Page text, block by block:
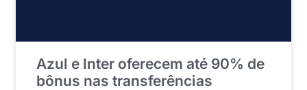
Azul e Inter oferecem até 90% de
bônus nas transferências